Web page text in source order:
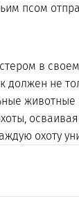
псом
в
должен не
животные
охоту